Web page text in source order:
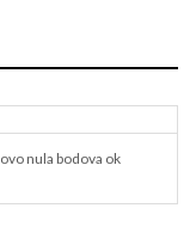
nula bodova ok